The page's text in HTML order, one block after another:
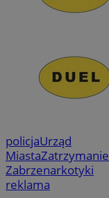
policjaUrząd
MiastaZatrzymanie
Zabrzenarkotyki
reklama